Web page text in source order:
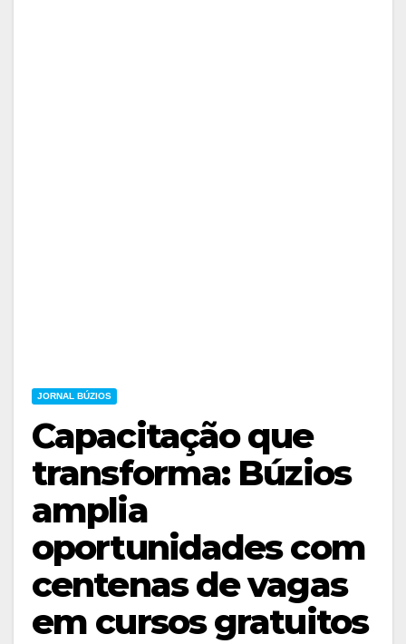
JORNAL BÚZIOS
Capacitação que
transforma: Búzios
amplia
oportunidades com
centenas de vagas
em cursos gratuitos